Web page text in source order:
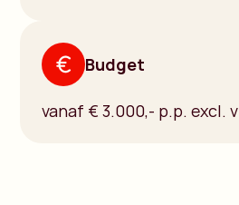
Budget
vanaf € 3.000,- p.p. excl.